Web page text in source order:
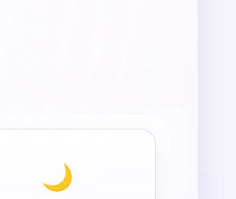
🌙